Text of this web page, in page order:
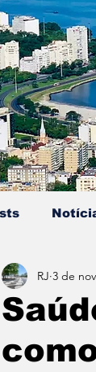
do Rio
e a conta
RJ 3 de